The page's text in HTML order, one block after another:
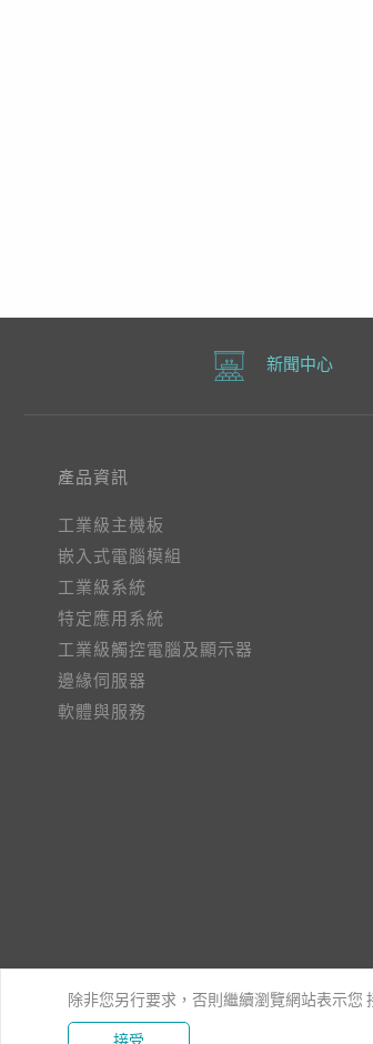
新聞中心
產品資訊
工業級主機板
嵌入式電腦模組
工業級系統
特定應用系統
工業級觸控電腦及顯示器
邊緣伺服器
軟體與服務
除非您另行要求，否則繼續瀏覽網站表示